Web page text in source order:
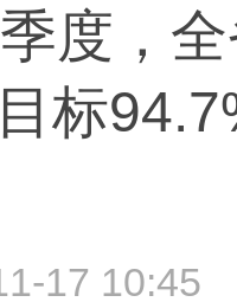
度，
标
11-17